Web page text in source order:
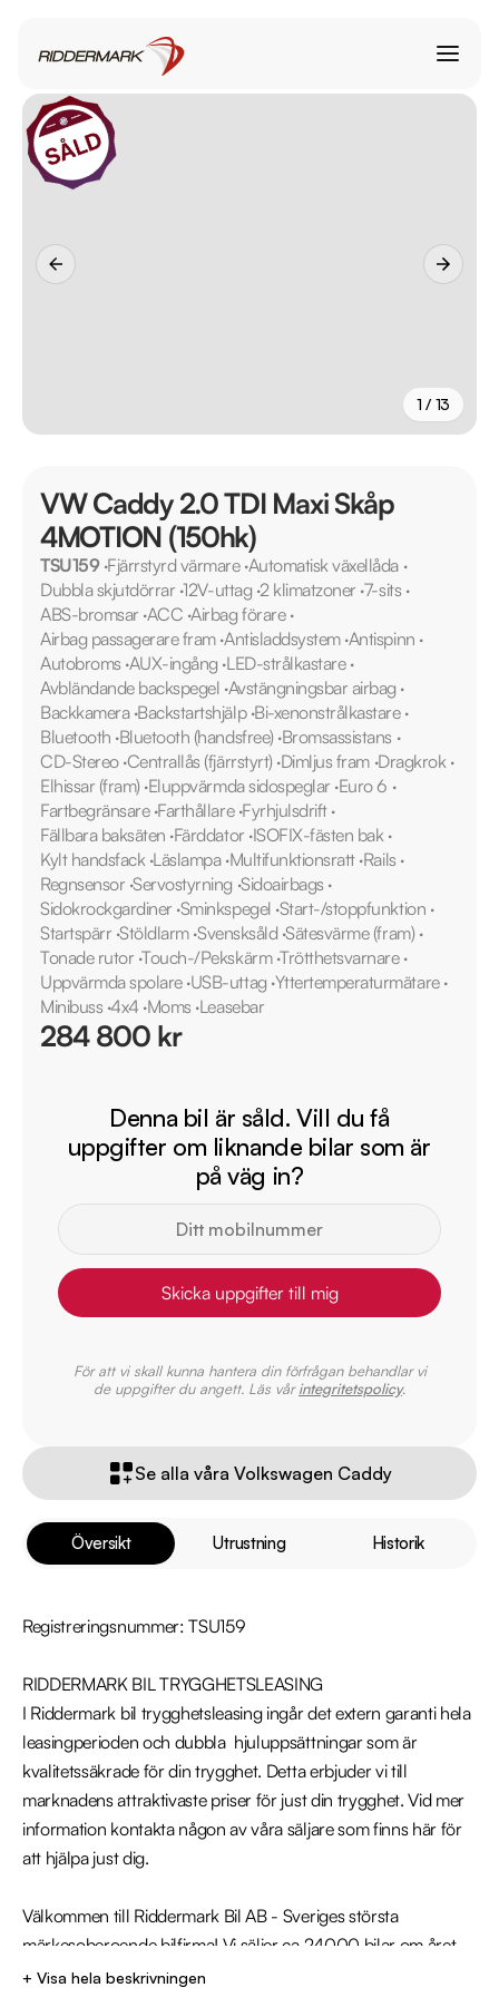
1 / 13
Översikt Utrustning Historik
Registreringsnummer: TSU159
RIDDERMARK BIL TRYGGHETSLEASING
I Riddermark bil trygghetsleasing ingår det extern garanti hela
leasingperioden och dubbla  hjuluppsättningar som är
kvalitetssäkrade för din trygghet. Detta erbjuder vi till
marknadens attraktivaste priser för just din trygghet. Vid mer
information kontakta någon av våra säljare som finns här för
att hjälpa just dig.
Välkommen till Riddermark Bil AB - Sveriges största
märkesoberoende bilfirma! Vi säljer ca 24000 bilar om året.
Alla våra bilar är leveransklara och vi erbjuder även
+ Visa hela beskrivningen
VW Caddy 2.0 TDI Maxi Skåp
4MOTION (150hk)
TSU159·Fjärrstyrd värmare·Automatisk växellåda ·
Dubbla skjutdörrar ·12V-uttag ·2 klimatzoner ·7-sits ·
ABS-bromsar ·ACC ·Airbag förare·
Airbag passagerare fram·Antisladdsystem·Antispinn ·
Autobroms ·AUX-ingång ·LED-strålkastare·
Avbländande backspegel ·Avstängningsbar airbag ·
Backkamera·Backstartshjälp·Bi-xenonstrålkastare·
Bluetooth ·Bluetooth (handsfree)·Bromsassistans ·
CD-Stereo·Centrallås (fjärrstyrt)·Dimljus fram ·Dragkrok·
Elhissar (fram)·Eluppvärmda sidospeglar ·Euro 6 ·
Fartbegränsare·Farthållare·Fyrhjulsdrift·
Fällbara baksäten ·Färddator ·ISOFIX-fästen bak·
Kylt handsfack·Läslampa·Multifunktionsratt·Rails ·
Regnsensor ·Servostyrning ·Sidoairbags ·
Sidokrockgardiner ·Sminkspegel ·Start-/stoppfunktion ·
Startspärr ·Stöldlarm·Svensksåld ·Sätesvärme (fram)·
Tonade rutor ·Touch-/Pekskärm·Trötthetsvarnare·
Uppvärmda spolare·USB-uttag ·Yttertemperaturmätare·
Minibuss ·4x4 ·Moms ·Leasebar
284 800 kr
Denna bil är såld. Vill du få
uppgifter om liknande bilar som är
på väg in?
Skicka uppgifter till mig
För att vi skall kunna hantera din förfrågan behandlar vi
de uppgifter du angett. Läs vårintegritetspolicy.
Se alla våra Volkswagen Caddy